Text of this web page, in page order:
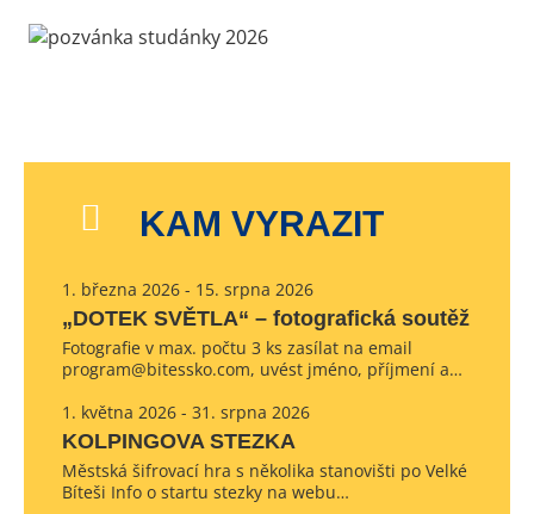
KAM VYRAZIT
1. března 2026 - 15. srpna 2026
„DOTEK SVĚTLA“ – fotografická soutěž
Fotografie v max. počtu 3 ks zasílat na email
program@bitessko.com, uvést jméno, příjmení a…
1. května 2026 - 31. srpna 2026
KOLPINGOVA STEZKA
Městská šifrovací hra s několika stanovišti po Velké
Bíteši Info o startu stezky na webu…